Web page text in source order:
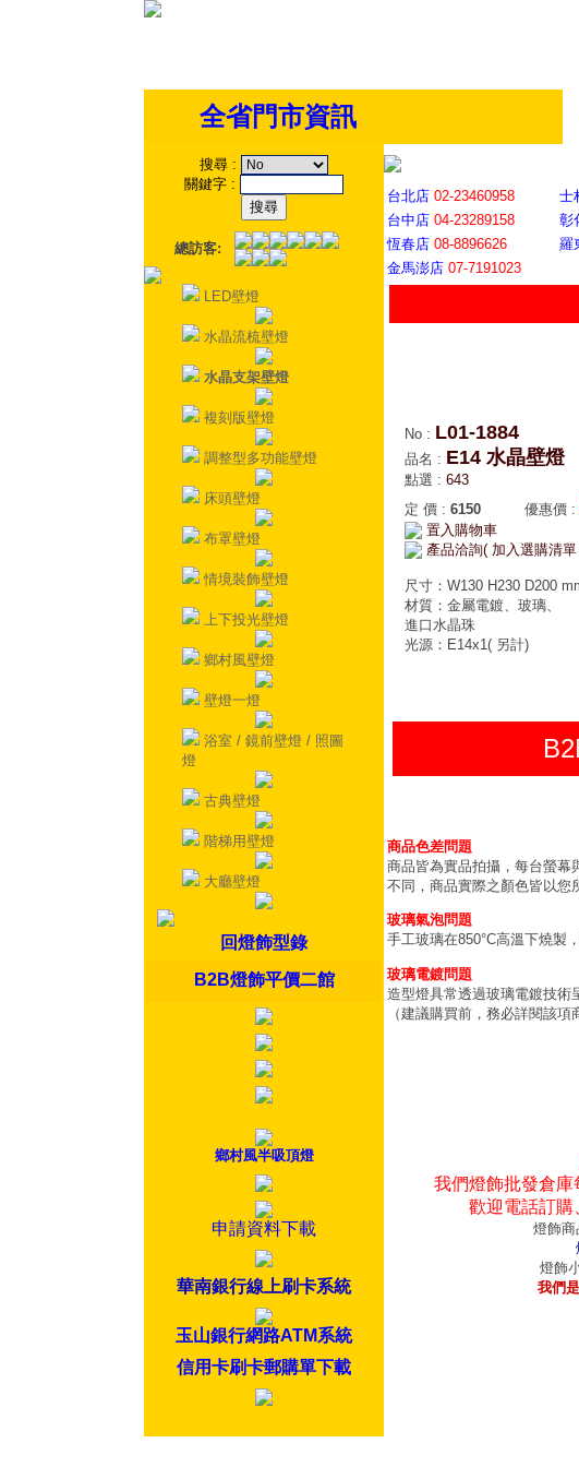
全省門市資訊
搜尋 :
關鍵字 :
總訪客:
LED壁燈
水晶流梳壁燈
水晶支架壁燈
複刻版壁燈
調整型多功能壁燈
床頭壁燈
布罩壁燈
情境裝飾壁燈
上下投光壁燈
鄉村風壁燈
壁燈一燈
浴室 / 鏡前壁燈 / 照圖
燈
古典壁燈
階梯用壁燈
大廳壁燈
回燈飾型錄
B2B燈飾平價二館
鄉村風半吸頂燈
申請資料下載
華南銀行線上刷卡系統
玉山銀行網路ATM系統
信用卡刷卡郵購單下載
台北店 02-23460958 士
台中店 04-23289158 彰
恆春店 08-8896626 羅
金馬澎店 07-7191023
No : L01-1884
品名 : E14 水晶壁燈
點選 : 643
定 價 : 6150 優惠價 :
置入購物車
產品洽詢( 加入選購清
尺寸：W130 H230 D200
材質：金屬電鍍、玻璃、
進口水晶珠
光源：E14x1( 另計)
商品色差問題
商品皆為實品拍攝，每台螢幕
不同，商品實際之顏色皆以您
玻璃氣泡問題
手工玻璃在850°C高溫下燒製
玻璃電鍍問題
造型燈具常透過玻璃電鍍技術
（建議購買前，務必詳閱該項
我們燈飾批發倉
歡迎電話訂購
燈飾商
燈飾
我們